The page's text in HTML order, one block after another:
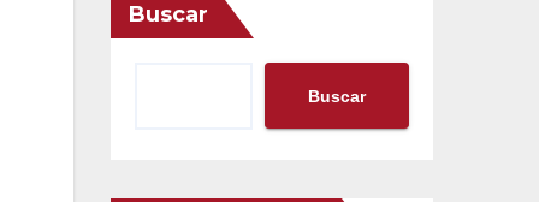
Buscar
Buscar